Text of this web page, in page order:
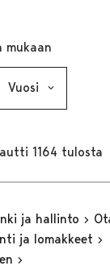
mukaan
1164 tulosta
ja hallinto
ja lomakkeet